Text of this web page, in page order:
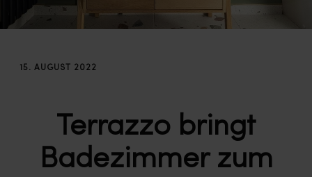
15. AUGUST 2022
Terrazzo bringt
Badezimmer zum